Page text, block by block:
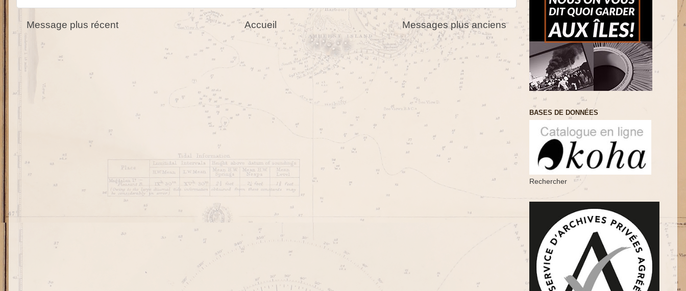
Message plus récent Messages plus anciens
Accueil
BASES DE DONNÉES
Rechercher